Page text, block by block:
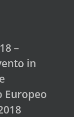
–
in
Europeo